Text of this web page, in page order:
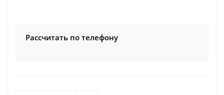
Рассчитать по телефону